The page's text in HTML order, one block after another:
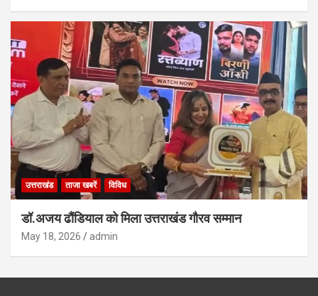
उत्तराखंड ताजा खबरें विविध
डॉ.अजय ढौंडियाल को मिला उत्तराखंड गौरव सम्मान
May 18, 2026 admin